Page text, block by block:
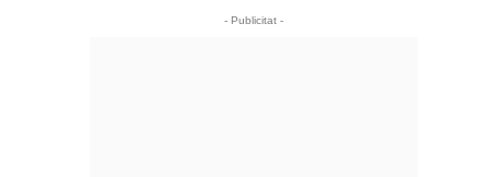
- Publicitat -